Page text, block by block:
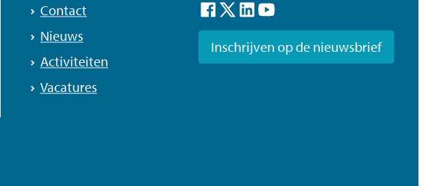
Contact
Nieuws
Activiteiten
Vacatures
Facebook
TwitterLinkedInYouTube
Inschrijven op de nieuwsbrief